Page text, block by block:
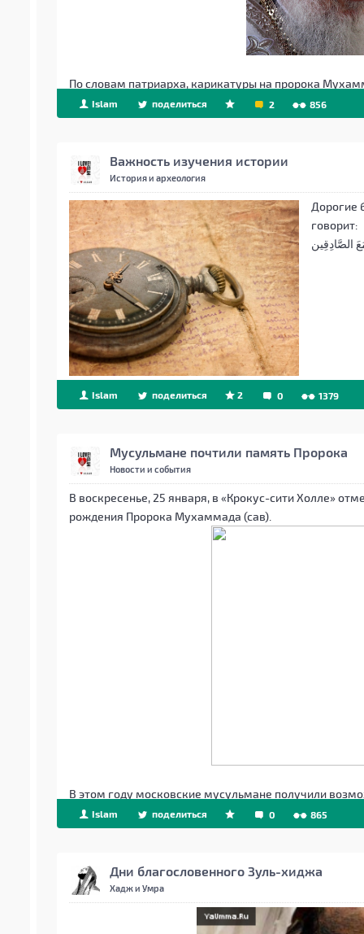
По словам патриарха, карикатуры на пророка
Islam поделиться 2 856
Важность изучения истории
История и археология
Дорогие
говорит:
مَعَ الصَّادِقِين
Islam поделиться 2 0 1379
Мусульмане почтили память Пророка
Новости и события
В воскресенье, 25 января, в «Крокус-сити Холле»
рождения Пророка Мухаммада (сав).
В этом году московские мусульмане получили
Islam поделиться 0 865
Дни благословенного Зуль-хиджа
Хадж и Умра